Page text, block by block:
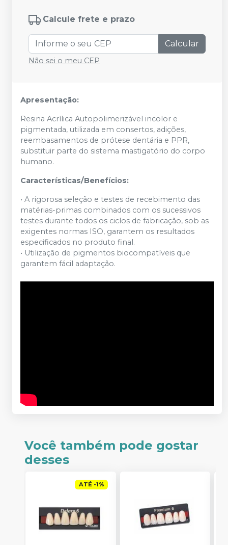
Calcule frete e prazo
Calcular
Não sei o meu CEP
Apresentação:
Resina Acrílica Autopolimerizável incolor e
pigmentada, utilizada em consertos, adições,
reembasamentos de prótese dentária e PPR,
substituir parte do sistema mastigatório do corpo
humano.
Características/Benefícios:
• A rigorosa seleção e testes de recebimento das
matérias-primas combinados com os sucessivos
testes durante todos os ciclos de fabricação, sob as
exigentes normas ISO, garantem os resultados
especificados no produto final.
• Utilização de pigmentos biocompatíveis que
garantem fácil adaptação.
Você também pode gostar
desses
ATÉ -1%